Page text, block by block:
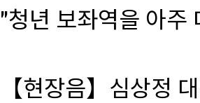
"청년 보좌역을 아주
【현장음】심상정